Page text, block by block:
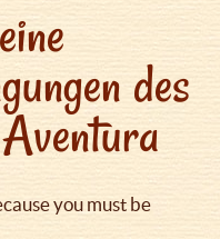
des
you must be